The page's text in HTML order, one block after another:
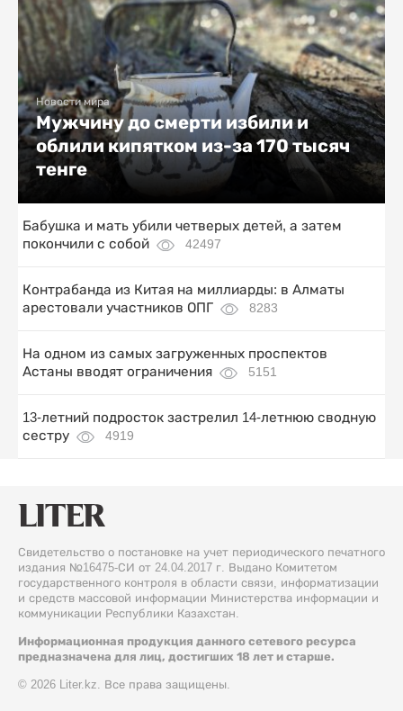
Новости мира
Мужчину до смерти избили и
облили кипятком из-за 170 тысяч
тенге
Бабушка и мать убили четверых детей, а затем
покончили с собой
42497
Контрабанда из Китая на миллиарды: в Алматы
арестовали участников ОПГ
8283
На одном из самых загруженных проспектов
Астаны вводят ограничения
5151
13-летний подросток застрелил 14-летнюю сводную
сестру
4919
Свидетельство о постановке на учет периодического печатного
издания №16475-СИ от 24.04.2017 г. Выдано Комитетом
государственного контроля в области связи, информатизации
и средств массовой информации Министерства информации и
коммуникации Республики Казахстан.
Информационная продукция данного сетевого ресурса
предназначена для лиц, достигших 18 лет и старше.
© 2026 Liter.kz. Все права защищены.